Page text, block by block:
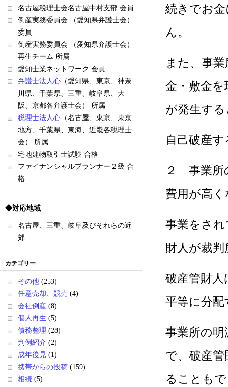
続きでお
ん。
また、事
金・敷金
が発生す
自己破産
２ 事業所
費用が高
事業をさ
財人が裁
破産管財
平等に分
事業所の
で、破産
ることも
名古屋税理士会名古屋中村支部 会員
倒産実務委員会 （愛知県弁護士会）
委員
倒産実務委員会 （愛知県弁護士会）
再生チーム 所属
愛知士業ネットワーク 会員
弁護士法人心 （愛知県、東京、神奈
川県、千葉県、三重、岐阜県、大
阪、京都各弁護士会） 所属
税理士法人心 （名古屋、東京、東京
地方、千葉県、東海、近畿各税理士
会） 所属
宅地建物取引士試験 合格
ファイナンシャルプランナー２級 合
格
◆対応地域
名古屋、三重、岐阜及びそれらの近
郊
カテゴリー
その他 (253)
任意売却、競売 (4)
会社倒産 (8)
個人再生 (5)
債務整理 (28)
判例紹介 (2)
成年後見 (1)
携帯からの投稿 (159)
相続 (5)